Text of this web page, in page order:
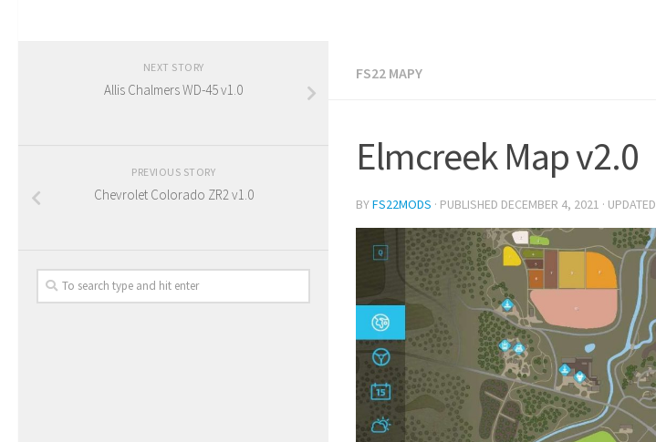
FS22 MAPY
Elmcreek Map v2.0
BYFS22MODS · PUBLISHED DECEMBER 4, 2021 · UPDATED
NEXT STORY
Allis Chalmers WD-45 v1.0
PREVIOUS STORY
Chevrolet Colorado ZR2 v1.0